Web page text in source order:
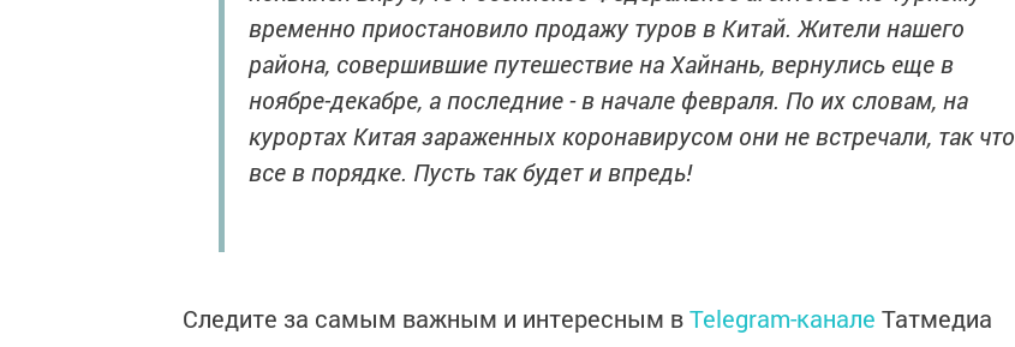
временно приостановило продажу туров в Китай. Жители нашего
района, совершившие путешествие на Хайнань, вернулись еще в
ноябре-декабре, а последние - в начале февраля. По их словам, на
курортах Китая зараженных коронавирусом они не встречали, так что
все в порядке. Пусть так будет и впредь!
Следите за самым важным и интересным вTelegram-канале Татмедиа